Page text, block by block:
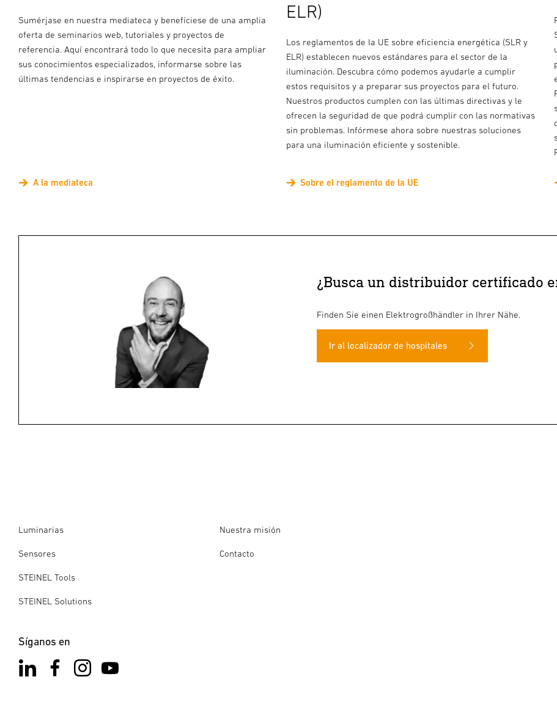
Sumérjase en nuestra mediateca y benefíciese de una amplia
oferta de seminarios web, tutoriales y proyectos de
referencia. Aquí encontrará todo lo que necesita para ampliar
sus conocimientos especializados, informarse sobre las
últimas tendencias e inspirarse en proyectos de éxito.
A la mediateca
ELR)
Los reglamentos de la UE sobre eficiencia energética (SLR y
ELR) establecen nuevos estándares para el sector de la
iluminación. Descubra cómo podemos ayudarle a cumplir
estos requisitos y a preparar sus proyectos para el futuro.
Nuestros productos cumplen con las últimas directivas y le
ofrecen la seguridad de que podrá cumplir con las normativas
sin problemas. Infórmese ahora sobre nuestras soluciones
para una iluminación eficiente y sostenible.
Sobre el reglamento de la UE
¿Busca un distribuidor certificado
Finden Sie einen Elektrogroßhändler in Ihrer Nähe.
Ir al localizador de hospitales
Luminarias
Sensores
STEINEL Tools
STEINEL Solutions
Nuestra misión
Contacto
Síganos en